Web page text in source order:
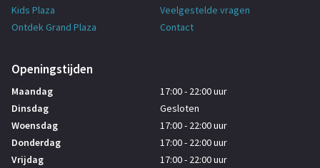
Kids Plaza
Ontdek Grand Plaza
Veelgestelde vragen
Contact
Openingstijden
Maandag
Dinsdag
Woensdag
Donderdag
Vrijdag
17:00 - 22:00 uur
Gesloten
17:00 - 22:00 uur
17:00 - 22:00 uur
17:00 - 22:00 uur